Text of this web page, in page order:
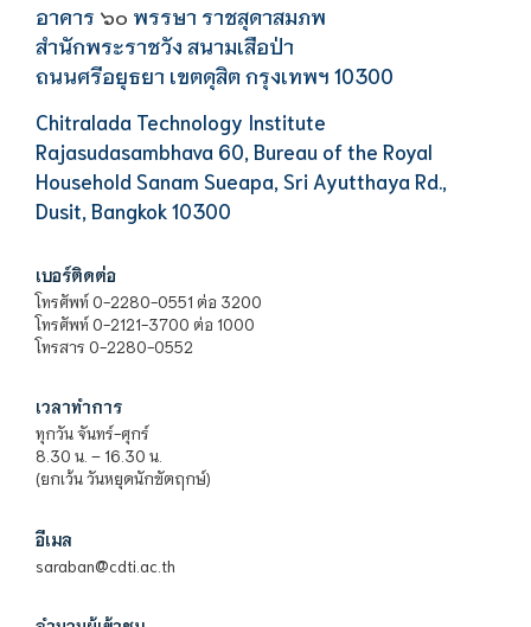
อาคาร ๖๐ พรรษา ราชสุดาสมภพ
สำนักพระราชวัง สนามเสือป่า
ถนนศรีอยุธยา เขตดุสิต กรุงเทพฯ 10300
Chitralada Technology Institute
Rajasudasambhava 60, Bureau of the Royal
Household Sanam Sueapa, Sri Ayutthaya Rd.,
Dusit, Bangkok 10300
เบอร์ติดต่อ
โทรศัพท์ 0-2280-0551 ต่อ 3200
โทรศัพท์ 0-2121-3700 ต่อ 1000
โทรสาร 0-2280-0552
เวลาทำการ
ทุกวัน จันทร์-ศุกร์
8.30 น. – 16.30 น.
(ยกเว้น วันหยุดนักขัตฤกษ์)
อีเมล
saraban@cdti.ac.th